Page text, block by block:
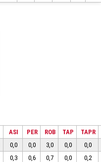
ASI PER ROB TAP TAPR
0,0 0,0 3,0 0,0 0,0
0,3 0,6 0,7 0,0 0,2